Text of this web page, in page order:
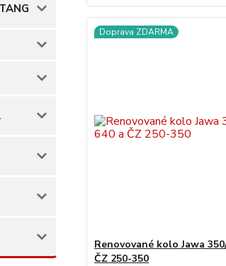
Doprava ZDARMA
Renovované kolo Jawa
ČZ 250-350